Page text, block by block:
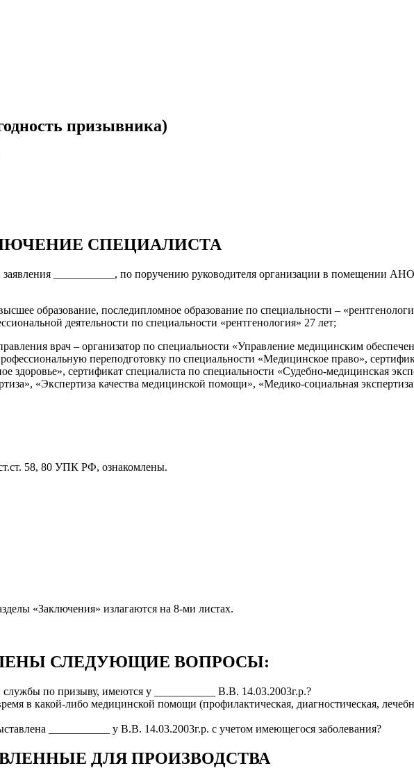
призывника)
СПЕЦИАЛИСТА
заявления ___________, по поручению руководителя организации в помещении
образование, последипломное образование по специальности –
деятельности по специальности «рентгенология» 27 лет;
врач – организатор по специальности «Управление медицинским
переподготовку по специальности «Медицинское право»,
здоровье», сертификат специалиста по специальности «Судебно-медицинская
«Экспертиза качества медицинской помощи», «Медико-социальная
58, 80 УПК РФ, ознакомлены.
«Заключения» излагаются на 8-ми листах.
СЛЕДУЮЩИЕ ВОПРОСЫ:
по призыву, имеются у ___________ В.В. 14.03.2003г.р.?
в какой-либо медицинской помощи (профилактическая, диагностическая,
___________ у В.В. 14.03.2003г.р. с учетом имеющегося заболевания?
ДЛЯ ПРОИЗВОДСТВА